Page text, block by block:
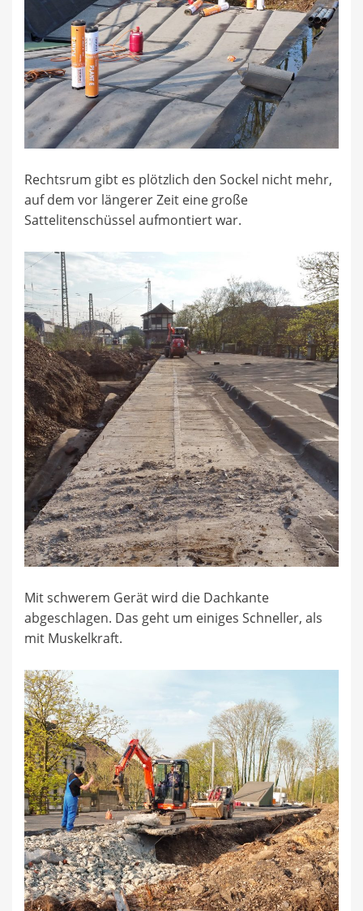
Rechtsrum gibt es plötzlich den Sockel nicht mehr,
auf dem vor längerer Zeit eine große
Sattelitenschüssel aufmontiert war.
Mit schwerem Gerät wird die Dachkante
abgeschlagen. Das geht um einiges Schneller, als
mit Muskelkraft.